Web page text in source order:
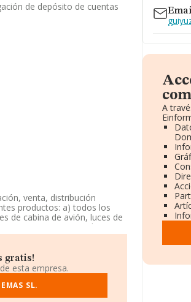
de depósito de cuentas
venta, distribución
productos: a) todos los
de cabina de avión, luces de
aparece inscrita en el
como 'Comercio al por
fiscal B54684691,
gratis!
esta empresa.
SL.
A